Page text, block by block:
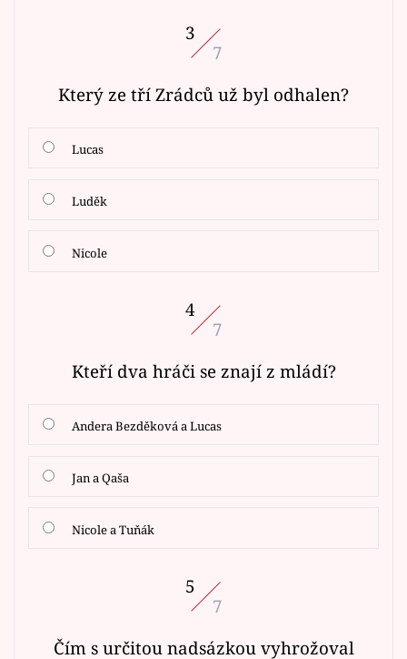
3
7
Který ze tří Zrádců už byl odhalen?
Lucas
Luděk
Nicole
4
7
Kteří dva hráči se znají z mládí?
Andera Bezděková a Lucas
Jan a Qaša
Nicole a Tuňák
5
7
Čím s určitou nadsázkou vyhrožoval